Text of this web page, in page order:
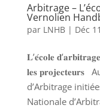
Arbitrage –
Vernolien
par LNHB| Déc
𝐋’𝐞́𝐜𝐨𝐥𝐞
𝐥𝐞𝐬 𝐩𝐫𝐨𝐣𝐞𝐜𝐭𝐞𝐮𝐫𝐬
d’Arbitrage
Nationale